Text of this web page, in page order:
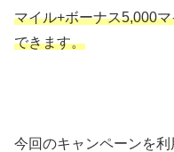
マイル+ボーナス5,000
できます。
今回のキャンペーンを利